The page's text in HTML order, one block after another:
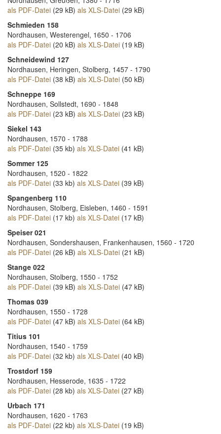
als PDF-Datei (29 kB) als XLS-Datei (29 kB)
Schmieden 158
Nordhausen, Westerengel, 1650 - 1706
als PDF-Datei (20 kB) als XLS-Datei (19 kB)
Schneidewind 127
Nordhausen, Heringen, Stolberg, 1457 - 1790
als PDF-Datei (38 kB) als XLS-Datei (50 kB)
Schneppe 169
Nordhausen, Sollstedt, 1690 - 1848
als PDF-Datei (23 kB) als XLS-Datei (23 kB)
Siekel 143
Nordhausen, 1570 - 1788
als PDF-Datei (35 kb) als XLS-Datei (41 kB)
Sommer 125
Nordhausen, 1520 - 1822
als PDF-Datei (33 kb) als XLS-Datei (39 kB)
Spangenberg 110
Nordhausen, Stolberg, Eisleben, 1460 - 1591
als PDF-Datei (17 kb) als XLS-Datei (17 kB)
Speiser 021
Nordhausen, Sondershausen, Frankenhausen, 1560 - 1720
als PDF-Datei (26 kB) als XLS-Datei (21 kB)
Stange 022
Nordhausen, Stolberg, 1550 - 1752
als PDF-Datei (39 kB) als XLS-Datei (47 kB)
Thomas 039
Nordhausen, 1550 - 1728
als PDF-Datei (47 kB) als XLS-Datei (64 kB)
Titius 101
Nordhausen, 1540 - 1759
als PDF-Datei (32 kb) als XLS-Datei (40 kB)
Trostdorf 159
Nordhausen, Hesserode, 1635 - 1722
als PDF-Datei (28 kb) als XLS-Datei (27 kB)
Urbach 171
Nordhausen, 1620 - 1763
als PDF-Datei (22 kb) als XLS-Datei (19 kB)